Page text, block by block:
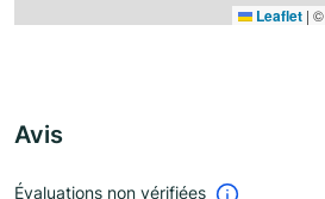
Leaflet | ©
Avis
Évaluations non vérifiées